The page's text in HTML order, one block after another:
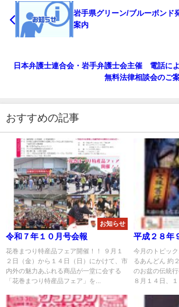
岩手県グリーン/ブルーボンド
案内
日本弁護士連合会・岩手弁護士会主催 電話に
無料法律相談会のご
おすすめの記事
お知らせ
令和７年１０月号会報
花巻まつり特産品フェア開催！！ ９月１
２日（金）から１４日（日）にかけて、市
内外の魅力あふれる商品が一堂に会する
「花巻まつり特産品フェア」を...
平成２８年
今月のトピッ
るあんどん 約
のお盆の伝統
８月１４日、